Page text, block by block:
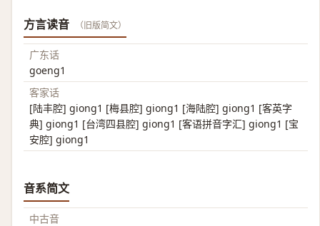
方言读音 （旧版简文）
广东话
goeng1
客家话
[陆丰腔] giong1 [梅县腔] giong1 [海陆腔] giong1 [客英字
典] giong1 [台湾四县腔] giong1 [客语拼音字汇] giong1 [宝
安腔] giong1
音系简文
中古音